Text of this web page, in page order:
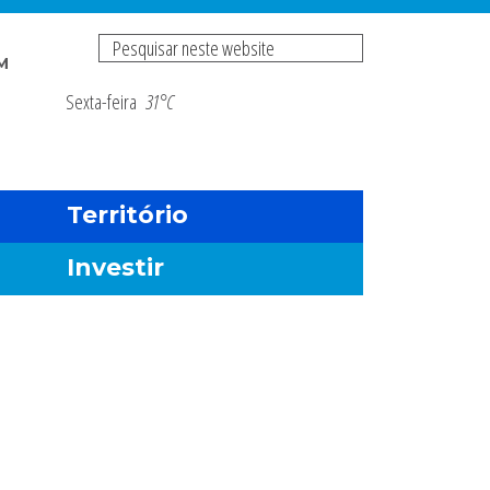
Pesquisar
website
Sexta-feira 31°C
Território
Investir